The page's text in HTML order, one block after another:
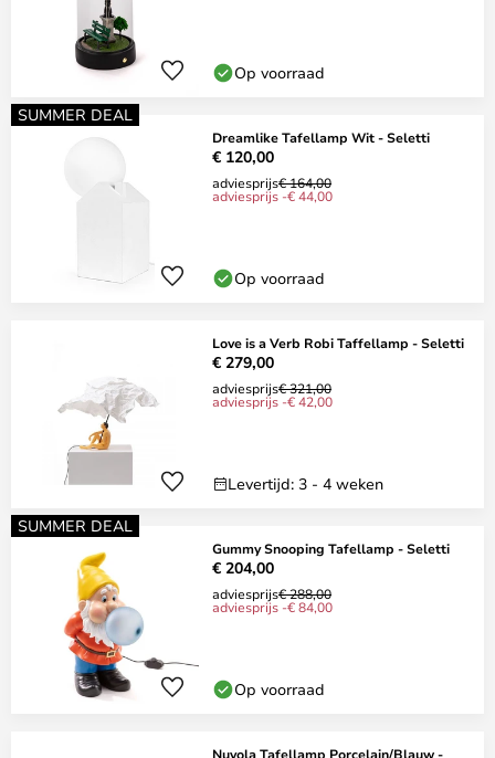
Op voorraad
SUMMER DEAL
Dreamlike Tafellamp Wit - Seletti
€ 120,00
adviesprijs€ 164,00
adviesprijs -€ 44,00
Op voorraad
Love is a Verb Robi Taffellamp - Seletti
€ 279,00
adviesprijs€ 321,00
adviesprijs -€ 42,00
Levertijd: 3 - 4 weken
SUMMER DEAL
Gummy Snooping Tafellamp - Seletti
€ 204,00
adviesprijs€ 288,00
adviesprijs -€ 84,00
Op voorraad
Nuvola Tafellamp Porcelain/Blauw -